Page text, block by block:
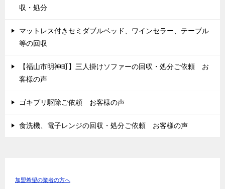
収・処分
マットレス付きセミダブルベッド、ワインセラー、テーブル
等の回収
【福山市明神町】三人掛けソファーの回収・処分ご依頼 お
客様の声
ゴキブリ駆除ご依頼 お客様の声
食洗機、電子レンジの回収・処分ご依頼 お客様の声
加盟希望の業者の方へ